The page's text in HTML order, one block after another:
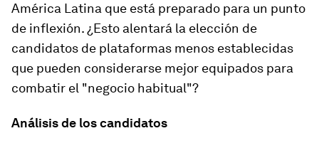
América Latina que está preparado para un punto
de inflexión. ¿Esto alentará la elección de
candidatos de plataformas menos establecidas
que pueden considerarse mejor equipados para
combatir el "negocio habitual"?
Análisis de los candidatos